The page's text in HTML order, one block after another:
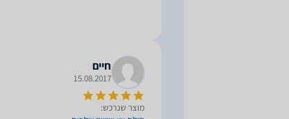
חיים
15.08.2017
מוצר שנרכש: